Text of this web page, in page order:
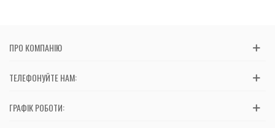
ПРО КОМПАНІЮ
ТЕЛЕФОНУЙТЕ НАМ:
ГРАФІК РОБОТИ: